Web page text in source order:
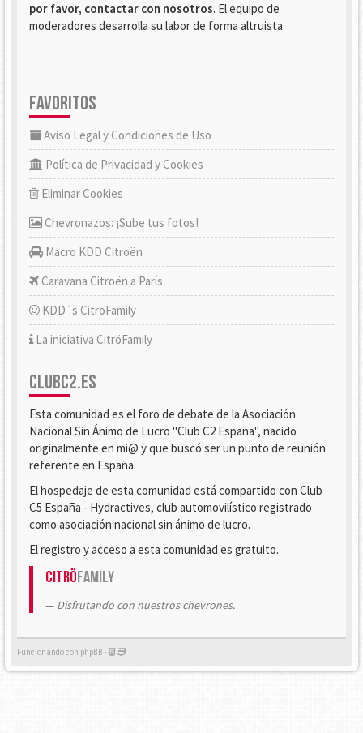
por favor, contactar con nosotros. El equipo de
moderadores desarrolla su labor de forma altruista.
FAVORITOS
Aviso Legal y Condiciones de Uso
Política de Privacidad y Cookies
Eliminar Cookies
Chevronazos: ¡Sube tus fotos!
Macro KDD Citroën
Caravana Citroën a París
KDD´s CitröFamily
La iniciativa CitröFamily
CLUBC2.ES
Esta comunidad es el foro de debate de la Asociación
Nacional Sin Ánimo de Lucro "Club C2 España", nacido
originalmente en mi@ y que buscó ser un punto de reunión
referente en España.
El hospedaje de esta comunidad está compartido con Club
C5 España - Hydractives, club automovilístico registrado
como asociación nacional sin ánimo de lucro.
El registro y acceso a esta comunidad es gratuito.
CitröFamily
Disfrutando con nuestros chevrones.
Funcionando con phpBB -